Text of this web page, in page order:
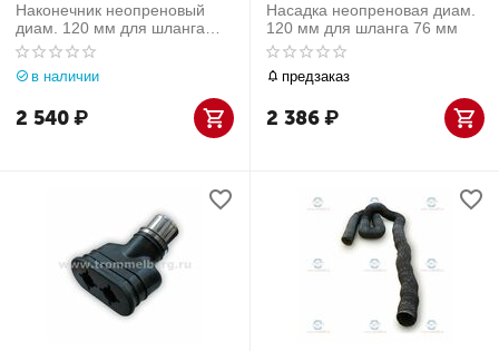
Наконечник неопреновый
диам. 120 мм для шланга
100 мм
в наличии
2 540₽
Насадка неопреновая диам.
120 мм для шланга 76 мм
предзаказ
2 386₽